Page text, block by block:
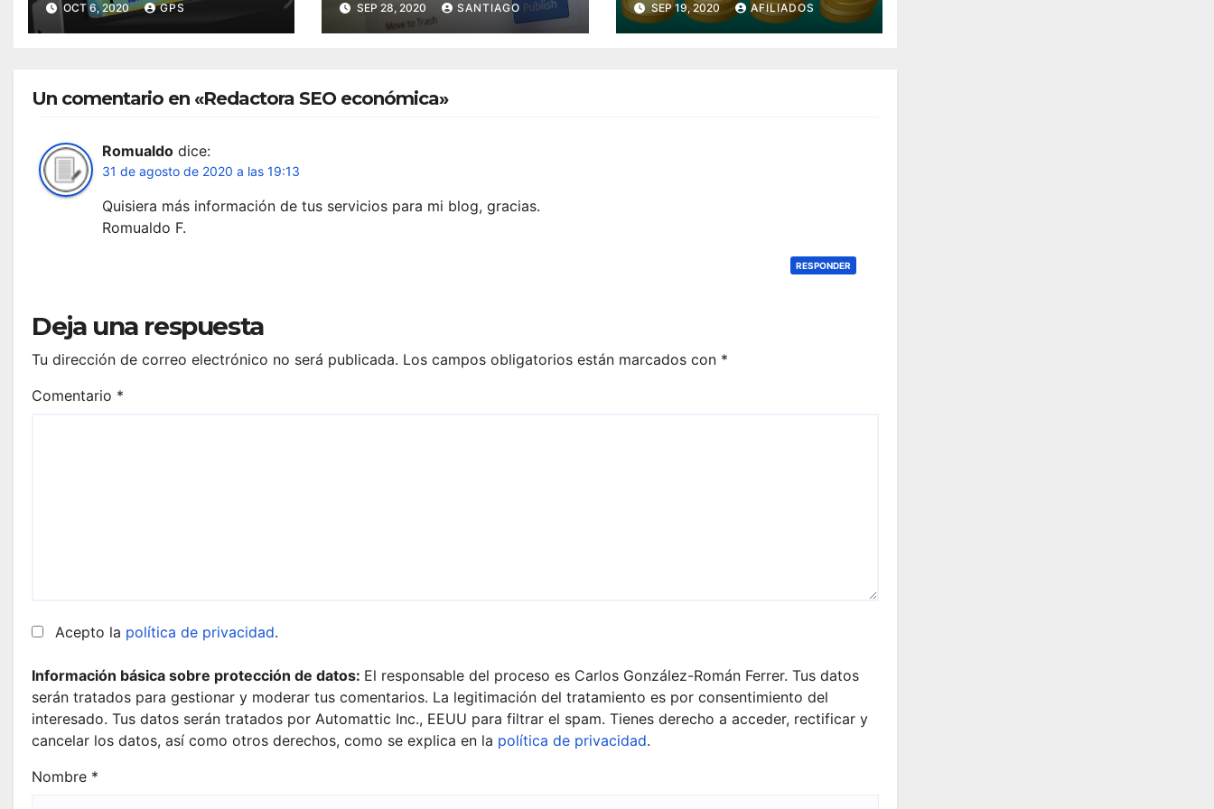
OCT 6, 2020 GPS SEP 28, 2020 SANTIAGO SEP 19, 2020 AFILIADOS
Un comentario en «Redactora SEO económica»
Romualdo dice:
31 de agosto de 2020 a las 19:13
Quisiera más información de tus servicios para mi blog, gracias.
Romualdo F.
RESPONDER
Deja una respuesta
Tu dirección de correo electrónico no será publicada. Los campos obligatorios están marcados con *
Comentario *
Acepto la política de privacidad.
Información básica sobre protección de datos: El responsable del proceso es Carlos González-Román Ferrer. Tus datos
serán tratados para gestionar y moderar tus comentarios. La legitimación del tratamiento es por consentimiento del
interesado. Tus datos serán tratados por Automattic Inc., EEUU para filtrar el spam. Tienes derecho a acceder, rectificar y
cancelar los datos, así como otros derechos, como se explica en la política de privacidad.
Nombre *